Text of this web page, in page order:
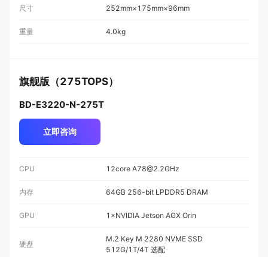
尺寸 252mm×175mm×96mm
重量 4.0kg
旗舰版（275TOPS）
BD-E3220-N-275T
立即咨询
CPU 12core A78@2.2GHz
内存 64GB 256-bit LPDDR5 DRAM
GPU 1×NVIDIA Jetson AGX Orin
硬盘
M.2 Key M 2280 NVME SSD
512G/1T/4T 选配